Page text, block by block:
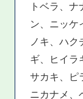
トベラ、
ン、ニッケ
ノキ、ハ
ギ、ヒイラ
サカキ、ピ
ニカナメ、